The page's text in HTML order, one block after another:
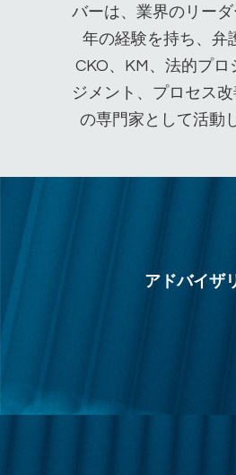
バーは、業界のリー
年の経験を持ち、弁
CKO、KM、法的プロ
ジメント、プロセス
の専門家として活動
アドバイザ